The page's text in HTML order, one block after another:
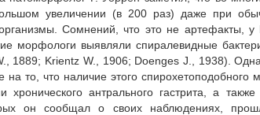
увеличении (в 200 раз) даже при
Сомнений, что это не артефакты,
морфологи выявляли спиралевидные
1889; Krientz W., 1906; Doenges J., 1938).
то, что наличие этого спирохетоподобного
хронического антрального гастрита, а
он сообщал о своих наблюдениях,